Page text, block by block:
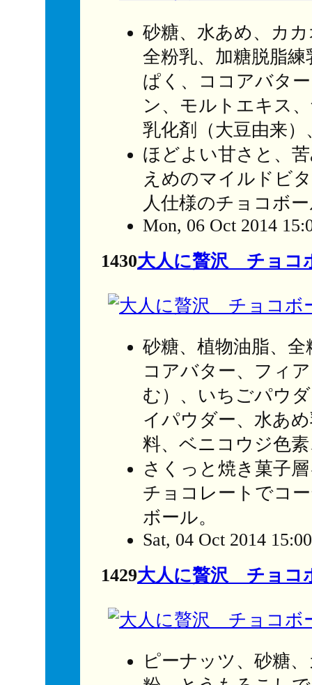
砂糖、水あめ、カ
全粉乳、加糖脱脂
ぱく、ココアバタ
ン、モルトエキス
乳化剤（大豆由来
ほどよい甘さと、
えめのマイルドビ
人仕様のチョコボ
Mon, 06 Oct 2014
1430大人に贅沢 チョコ
砂糖、植物油脂、
コアバター、フィ
む）、いちごパウ
イパウダー、水あ
料、ベニコウジ色
さくっと焼き菓子
チョコレートでコ
ボール。
Sat, 04 Oct 2014
1429大人に贅沢 チョコ
ピーナッツ、砂糖